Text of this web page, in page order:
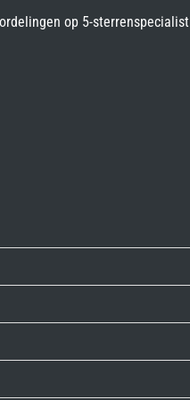
op 5-sterrenspecialist